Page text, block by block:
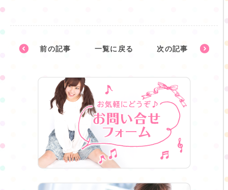
前の記事 一覧に戻る 次の記事